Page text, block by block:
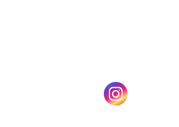
sich in einem neuen Tab)(öffnet sich in